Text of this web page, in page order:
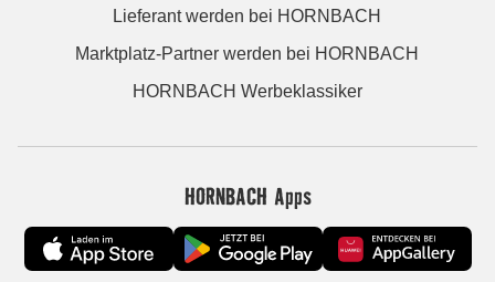
Lieferant werden bei HORNBACH
Marktplatz-Partner werden bei HORNBACH
HORNBACH Werbeklassiker
HORNBACH Apps